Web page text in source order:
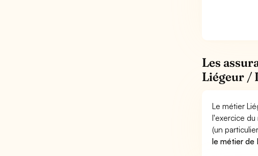
Les
Liégeur /
Le métier
l'exercice
(un
le métier de